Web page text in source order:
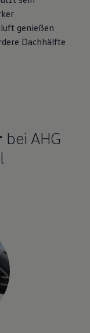
genießen
Dachhälfte
bei AHG